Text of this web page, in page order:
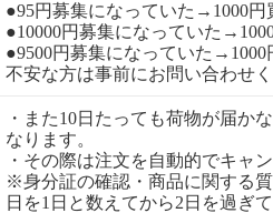
●95円募集になっていた→1000円
●10000円募集になっていた
●9500円募集になっていた→1000
不安な方は事前にお問い合わせく
・また10日たっても荷物が届か
なります。
・その際は注文を自動的でキャ
※身分証の確認・商品に関する
日を1日と数えてから2日を過ぎ